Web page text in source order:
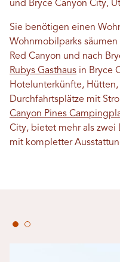
und Bryce Canyon City,
Sie benötigen einen
Wohnmobilparks
Red Canyon und nach
Rubys Gasthaus in Bryce
Hotelunterkünfte,
Durchfahrtsplätze mit
Canyon Pines
City, bietet mehr als
mit kompletter